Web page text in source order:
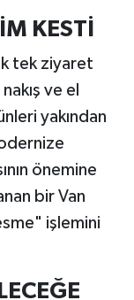
KESTİ
tek ziyaret
ve el
yakından
önemine
bir Van
işlemini